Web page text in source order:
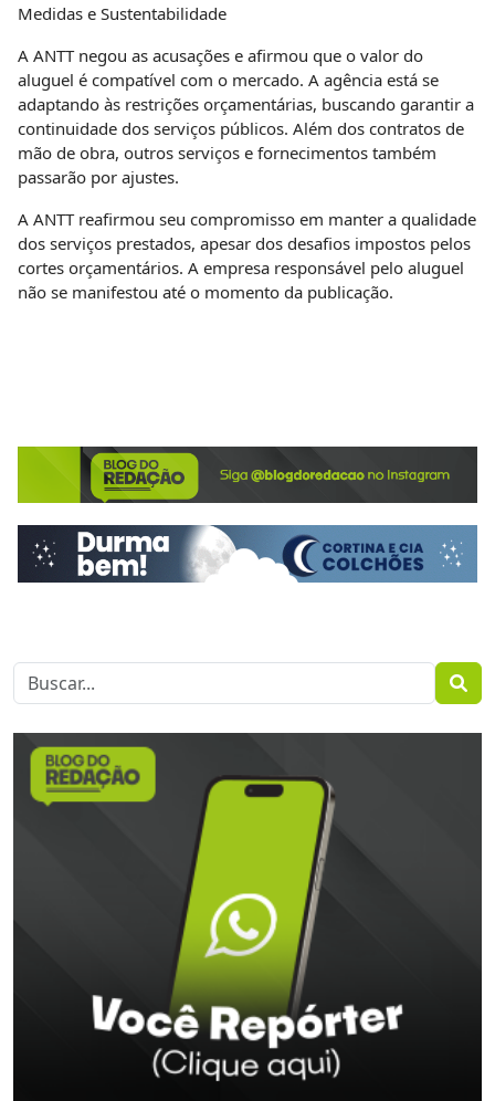
Medidas e Sustentabilidade
A ANTT negou as acusações e afirmou que o valor do
aluguel é compatível com o mercado. A agência está se
adaptando às restrições orçamentárias, buscando garantir a
continuidade dos serviços públicos. Além dos contratos de
mão de obra, outros serviços e fornecimentos também
passarão por ajustes.
A ANTT reafirmou seu compromisso em manter a qualidade
dos serviços prestados, apesar dos desafios impostos pelos
cortes orçamentários. A empresa responsável pelo aluguel
não se manifestou até o momento da publicação.